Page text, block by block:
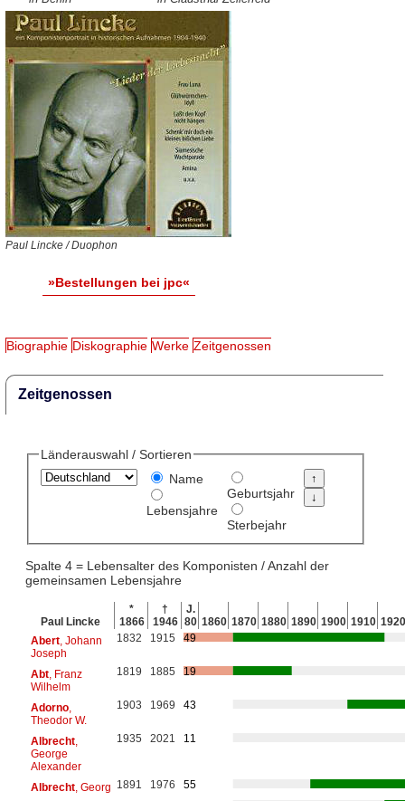
Paul Lincke / Duophon
»Bestellungen bei jpc«
Biographie Diskographie Werke Zeitgenossen
Zeitgenossen
Länderauswahl / Sortieren
Name
Lebensjahre
Geburtsjahr
Sterbejahr
Spalte 4 = Lebensalter des Komponisten / Anzahl der
gemeinsamen Lebensjahre
Paul Lincke
*
1866
†
1946
J.
80 1860 1870 1880 1890 1900 1910 1920
Abert, Johann
Joseph
1832 1915 49
Abt, Franz
Wilhelm
1819 1885 19
Adorno,
Theodor W.
1903 1969 43
Albrecht,
George
Alexander
1935 2021 11
Albrecht, Georg 1891 1976
55